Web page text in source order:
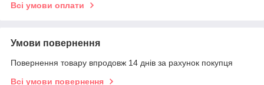
Всі умови оплати
Умови повернення
Повернення товару впродовж 14 днів за рахунок покупця
Всі умови повернення